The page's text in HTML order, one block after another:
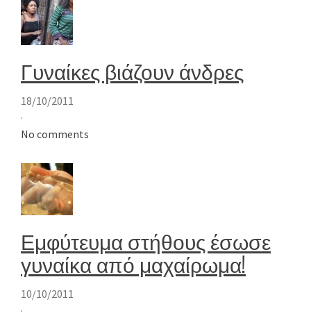
Γυναίκες βιάζουν άνδρες
18/10/2011
·
No comments
Εμφύτευμα στήθους έσωσε
γυναίκα από μαχαίρωμα!
10/10/2011
·